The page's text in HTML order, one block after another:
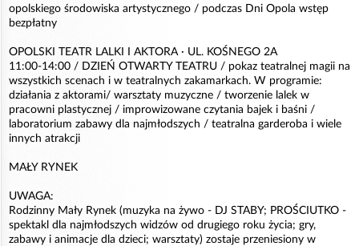
opolskiego środowiska artystycznego / podczas Dni Opola wstęp
bezpłatny
OPOLSKI TEATR LALKI I AKTORA · UL. KOŚNEGO 2A
11:00-14:00 / DZIEŃ OTWARTY TEATRU / pokaz teatralnej magii na
wszystkich scenach i w teatralnych zakamarkach. W programie:
działania z aktorami/ warsztaty muzyczne / tworzenie lalek w
pracowni plastycznej / improwizowane czytania bajek i baśni /
laboratorium zabawy dla najmłodszych / teatralna garderoba i wiele
innych atrakcji
MAŁY RYNEK
UWAGA:
Rodzinny Mały Rynek (muzyka na żywo - DJ STABY; PROŚCIUTKO -
spektakl dla najmłodszych widzów od drugiego roku życia; gry,
zabawy i animacje dla dzieci; warsztaty) zostaje przeniesiony w